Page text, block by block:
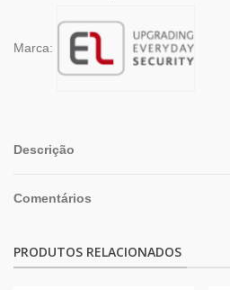
Marca:
Descrição
Comentários
PRODUTOS RELACIONADOS